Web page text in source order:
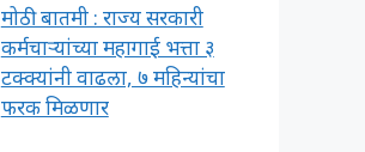
मोठी बातमी : राज्य सरकारी
कर्मचाऱ्यांच्या महागाई भत्ता ३
टक्क्यांनी वाढला, ७ महिन्यांचा
फरक मिळणार